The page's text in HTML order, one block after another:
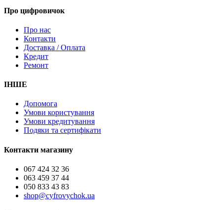
Про цифровичок
Про нас
Контакти
Доставка / Оплата
Кредит
Ремонт
ІНШЕ
Допомога
Умови користування
Умови кредитування
Подяки та сертифікати
Контакти магазину
067 424 32 36
063 459 37 44
050 833 43 83
shop@cyfrovychok.ua